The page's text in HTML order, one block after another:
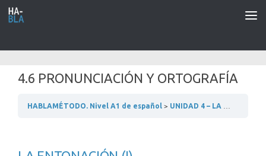
Saltar al contenido
4.6 PRONUNCIACIÓN Y ORTOGRAFÍA
HABLAMÉTODO. Nivel A1 de español UNIDAD 4 – LA FAMILIA